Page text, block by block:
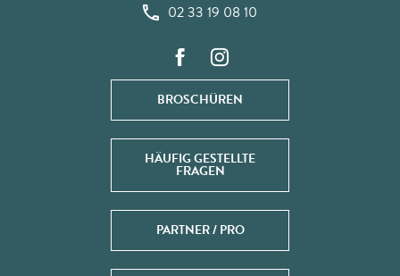
02 33 19 08 10
BROSCHÜREN
HÄUFIG GESTELLTE
FRAGEN
PARTNER / PRO